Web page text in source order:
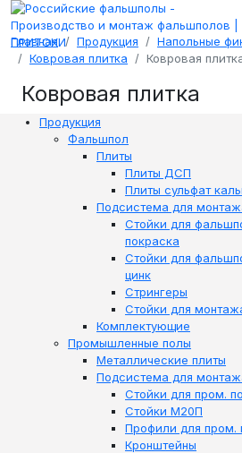
Главная Продукция
Напольные
Ковровая плитка
Ковровая
Ковровая плитка
Продукция
Фальшпол
Плиты
Плиты ДСП
Плиты сульфат
Подсистема для
Стойки для
покраска
Стойки для
цинк
Стрингеры
Стойки для
Комплектующие
Промышленные полы
Металлические плиты
Подсистема для
Стойки для пром.
Стойки М20П
Профили для пром.
Кронштейны